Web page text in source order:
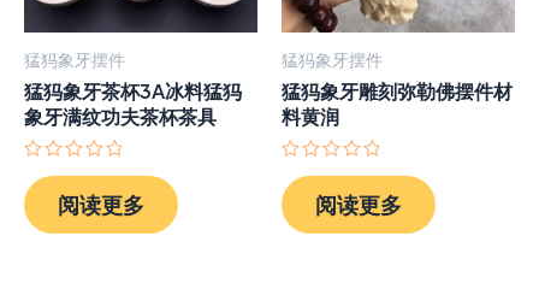
猛犸象牙摆件
猛犸象牙茶杯3A冰料猛犸
象牙满纹功夫茶杯茶具
分
0
&sol;
阅读更多
猛犸象牙摆件
猛犸象牙雕刻弥勒佛摆件材
料黄润
分
0
&sol;
阅读更多